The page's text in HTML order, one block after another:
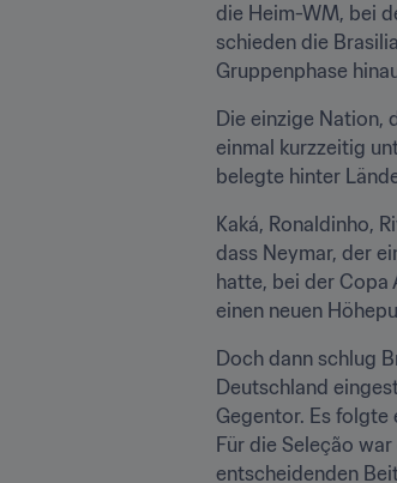
die Heim-WM, bei
schieden die
Gruppenphase
Die einzige Nation,
einmal kurzzeitig
belegte hinter
Kaká, Ronaldinho,
dass Neymar, der
hatte, bei der Copa
einen neuen
Doch dann schlug
Deutschland
Gegentor. Es folgte
Für die Seleção
entscheidenden